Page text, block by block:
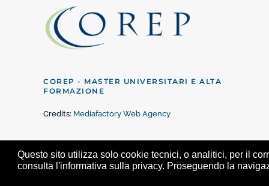
Questo sito utilizza solo cookie tecnici, o analitici, per il
consulta l'informativa sulla privacy. Proseguendo la
COREP - MASTER UNIVERSITARI E ALTA
FORMAZIONE
Credits: Mediafactory Web Agency